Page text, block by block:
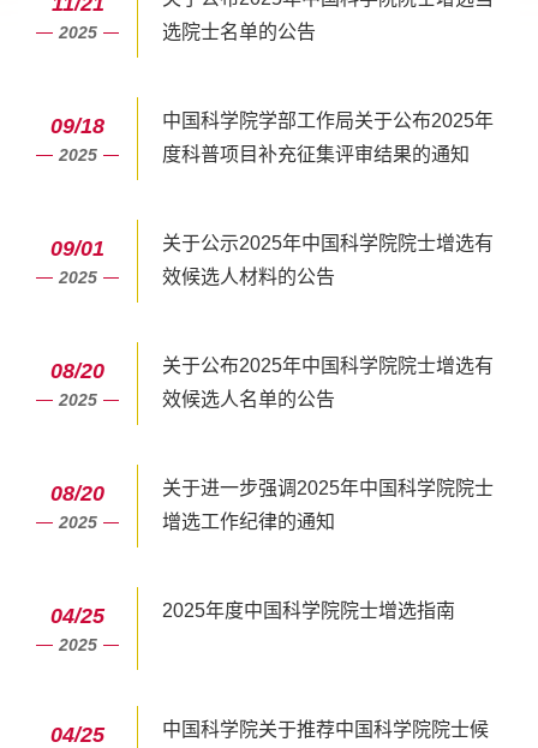
2025
选院士名单的公告
09/18
2025
中国科学院学部工作局关于公布2025年
度科普项目补充征集评审结果的通知
09/01
2025
关于公示2025年中国科学院院士增选有
效候选人材料的公告
08/20
2025
关于公布2025年中国科学院院士增选有
效候选人名单的公告
08/20
2025
关于进一步强调2025年中国科学院院士
增选工作纪律的通知
04/25
2025
2025年度中国科学院院士增选指南
04/25
中国科学院关于推荐中国科学院院士候